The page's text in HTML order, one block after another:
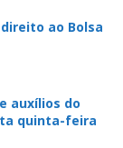
ao Bolsa
auxílios do
quinta-feira